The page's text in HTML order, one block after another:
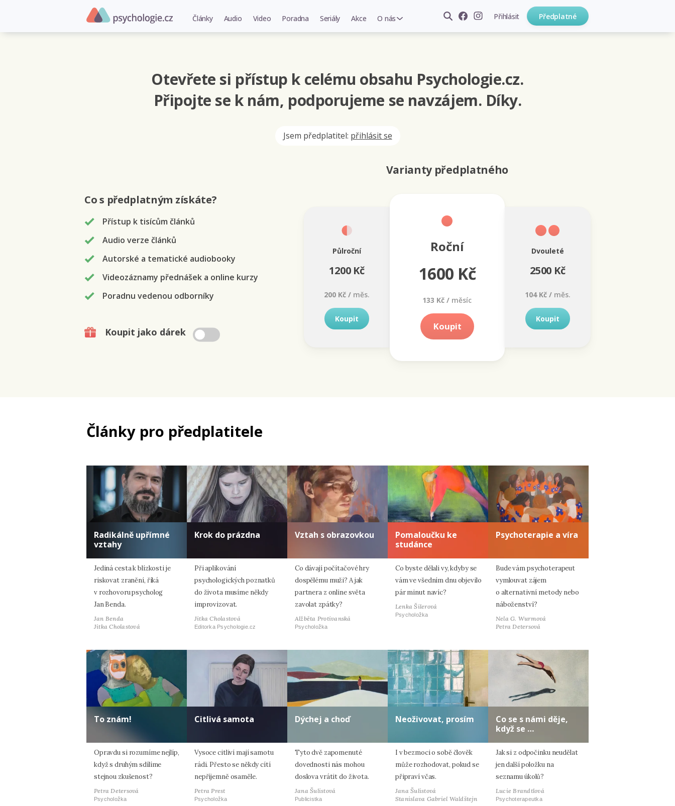
Články Audio Video Poradna Seriály Akce O nás Přihlásit Předplatné
Otevřete si přístup k celému obsahu Psychologie.cz.
Připojte se k nám, podporujeme se navzájem. Díky.
Jsem předplatitel: přihlásit se
Co s předplatným získáte?
Přístup k tisícům článků
Audio verze článků
Autorské a tematické audiobooky
Videozáznamy přednášek a online kurzy
Poradnu vedenou odborníky
Koupit jako dárek
Varianty předplatného
Půlroční
1200 Kč
200 Kč /měs.
Koupit
Roční
1600 Kč
133 Kč / měsíc
Koupit
Dvouleté
2500 Kč
104 Kč /měs.
Koupit
Články pro předplatitele
Radikálně upřímné
vztahy
Jediná cesta k blízkosti je
riskovat zranění, říká
v rozhovoru psycholog
Jan Benda.
Jan Benda
Jitka Cholastová
Krok do prázdna
Při aplikování
psychologických poznatků
do života musíme někdy
improvizovat.
Jitka Cholastová
Editorka Psychologie.cz
Vztah s obrazovkou
Co dávají počítačové hry
dospělému muži? A jak
partnera z online světa
zavolat zpátky?
Alžběta Protivanská
Psycholožka
Pomaloučku ke
studánce
Co byste dělali vy, kdyby se
vám ve všedním dnu objevilo
pár minut navíc?
Lenka Šilerová
Psycholožka
Psychoterapie a víra
Bude vám psychoterapeut
vymlouvat zájem
o alternativní metody nebo
náboženství?
Nela G. Wurmová
Petra Detersová
To znám!
Opravdu si rozumíme nejlíp,
když s druhým sdílíme
stejnou zkušenost?
Petra Detersová
Psycholožka
Citlivá samota
Vysoce citliví mají samotu
rádi. Přesto se někdy cítí
nepříjemně osaměle.
Petra Prest
Psycholožka
Dýchej a choď
Tyto dvě zapomenuté
dovednosti nás mohou
doslova vrátit do života.
Jana Šulistová
Publicistka
Neoživovat, prosím
I v bezmoci o sobě člověk
může rozhodovat, pokud se
připraví včas.
Jana Šulistová
Stanislava Gabriel Waldštejn
Co se s námi děje,
když se …
Jak si z odpočinku neudělat
jen další položku na
seznamu úkolů?
Lucie Brandtlová
Psychoterapeutka